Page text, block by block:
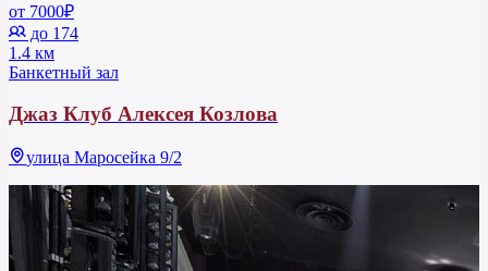
от 7000₽
до 174
1.4 км
Банкетный зал
Джаз Клуб Алексея Козлова
улица Маросейка 9/2